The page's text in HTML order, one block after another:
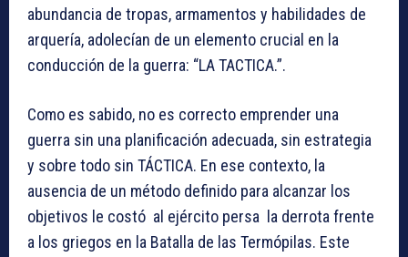
abundancia de tropas, armamentos y habilidades de
arquería, adolecían de un elemento crucial en la
conducción de la guerra: “LA TACTICA.”.
Como es sabido, no es correcto emprender una
guerra sin una planificación adecuada, sin estrategia
y sobre todo sin TÁCTICA. En ese contexto, la
ausencia de un método definido para alcanzar los
objetivos le costó al ejército persa la derrota frente
a los griegos en la Batalla de las Termópilas. Este